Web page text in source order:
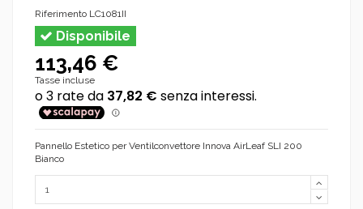
Riferimento LC1081II
Disponibile
113,46 €
Tasse incluse
Pannello Estetico per Ventilconvettore Innova AirLeaf SLI 200
Bianco